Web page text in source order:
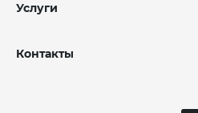
Услуги
Контакты